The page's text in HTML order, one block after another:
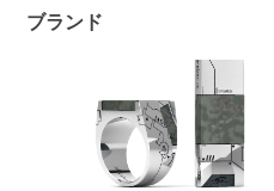
ブランド